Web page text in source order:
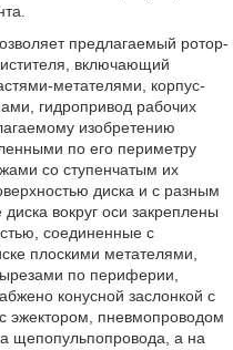
предлагаемый ротор-
включающий
метателями, корпус-
гидропривод рабочих
изобретению
по его периметру
со ступенчатым их
диска и с разным
вокруг оси закреплены
соединенные с
плоскими метателями,
по периферии,
конусной заслонкой с
эжектором, пневмопроводом
щепопульпопровода, а на